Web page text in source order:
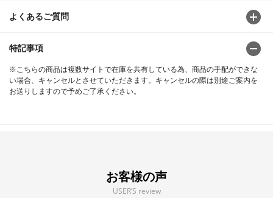
よくあるご質問
特記事項
※こちらの商品は複数サイトで在庫を共有している為、商品の手配ができな
い場合、キャンセルとさせていただきます。キャンセルの際は別途ご案内を
お送りしますので予めご了承ください。
お客様の声
USER’S review